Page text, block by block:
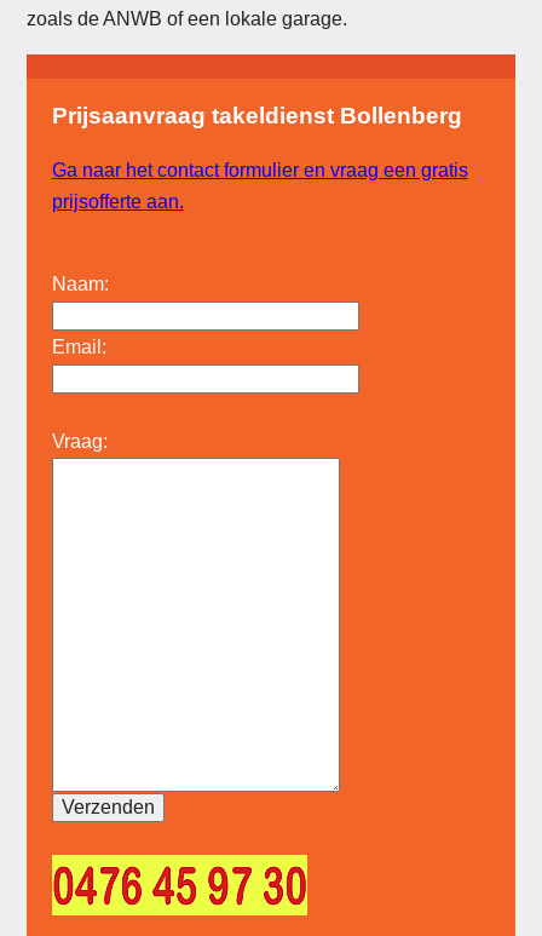
zoals de ANWB of een lokale garage.
Prijsaanvraag takeldienst Bollenberg
Ga naar het contact formulier en vraag een gratis
prijsofferte aan.
Naam:
Email:
Vraag: